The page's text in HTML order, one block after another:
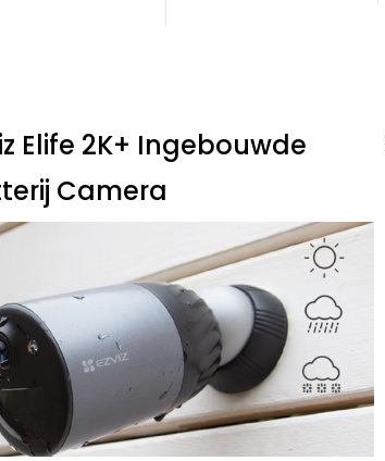
Elife 2K+ Ingebouwde
Camera